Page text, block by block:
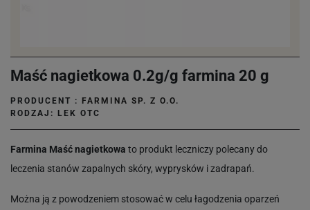
Maść nagietkowa 0.2g/g farmina 20 g
PRODUCENT :
FARMINA SP. Z O.O.
RODZAJ: LEK OTC
Farmina Maść nagietkowa to produkt leczniczy polecany do
leczenia stanów zapalnych skóry, wyprysków i zadrapań.
Można ją z powodzeniem stosować w celu łagodzenia oparzeń